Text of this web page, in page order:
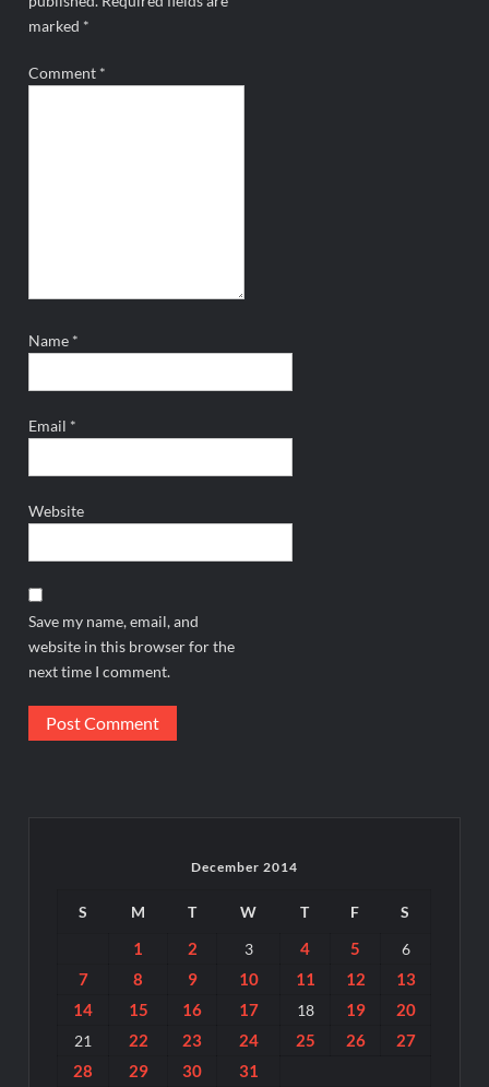
marked *
Comment *
Name *
Email *
Website
Save my name, email, and
website in this browser for the
next time I comment.
December 2014
S M T W T F S
1 2 3 4 5 6
7 8 9 10 11 12
13
14
15 16 17 18 19 20
21 22 23 24 25 26
27
28
29 30 31